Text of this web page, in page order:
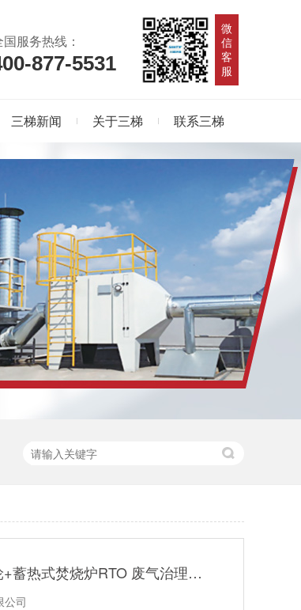
微
信
客
服
国服务热线：
877-5531
三梯新闻 关于三梯 联系三梯
苏州某机械公司 沸石转轮+蓄热式焚烧炉RTO 废气治理案例
公司